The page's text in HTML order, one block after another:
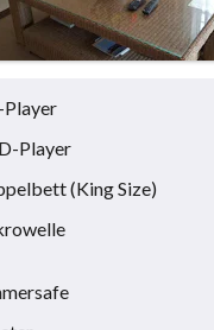
Player
(King Size)